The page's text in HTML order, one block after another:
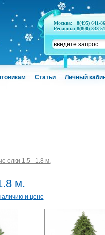
Москва:
8(495) 641-
Регионы: 8(800) 333-
Статьи Личный
елки 1.5 - 1.8 м.
м.
и цене